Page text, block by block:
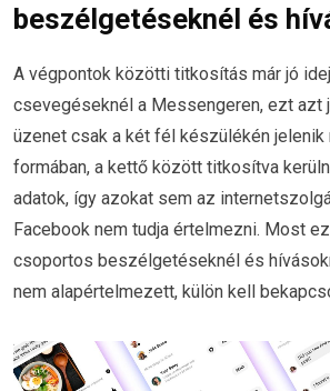
beszélgetéseknél és
A végpontok közötti titkosítás már jó
csevegéseknél a Messengeren, ezt azt
üzenet csak a két fél készülékén
formában, a kettő között titkosítva
adatok, így azokat sem az
Facebook nem tudja értelmezni. Most
csoportos beszélgetéseknél és
nem alapértelmezett, külön kell